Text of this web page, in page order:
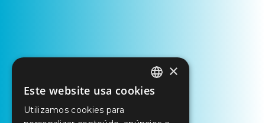
PORTUGUESE
ENGLISH
×
Este website usa cookies
Utilizamos cookies para